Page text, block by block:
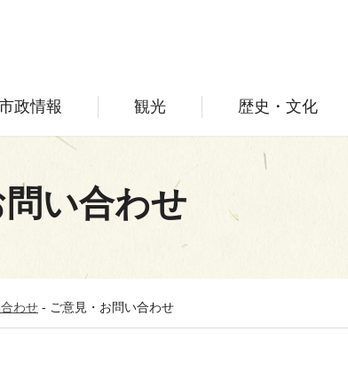
政情報 観光 歴史・文化
い合わせ
わせ - ご意見・お問い合わせ